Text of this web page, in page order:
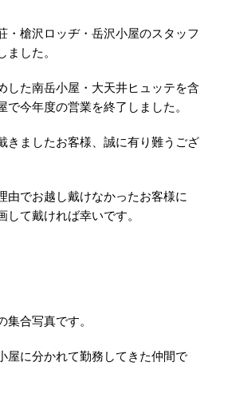
・槍沢ロッヂ・岳沢小屋のスタッフ
ました。
した南岳小屋・大天井ヒュッテを含
で今年度の営業を終了しました。
きましたお客様、誠に有り難うござ
由でお越し戴けなかったお客様に
して戴ければ幸いです。
集合写真です。
屋に分かれて勤務してきた仲間で